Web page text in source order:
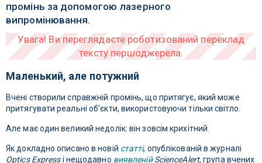
промінь за допомогою лазерного
випромінювання.
Маленький, але потужний
Вчені створили справжній промінь, що притягує, який може
притягувати реальні об'єкти, використовуючи тільки світло.
Але має один великий недолік: він зовсім крихітний.
Як докладно описано в новій статті, опублікованій в журналі
Optics Expressі нещодавно виявленій ScienceAlert, група вчених